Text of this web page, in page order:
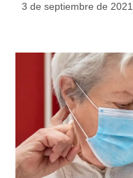
3 de septiembre de 2021